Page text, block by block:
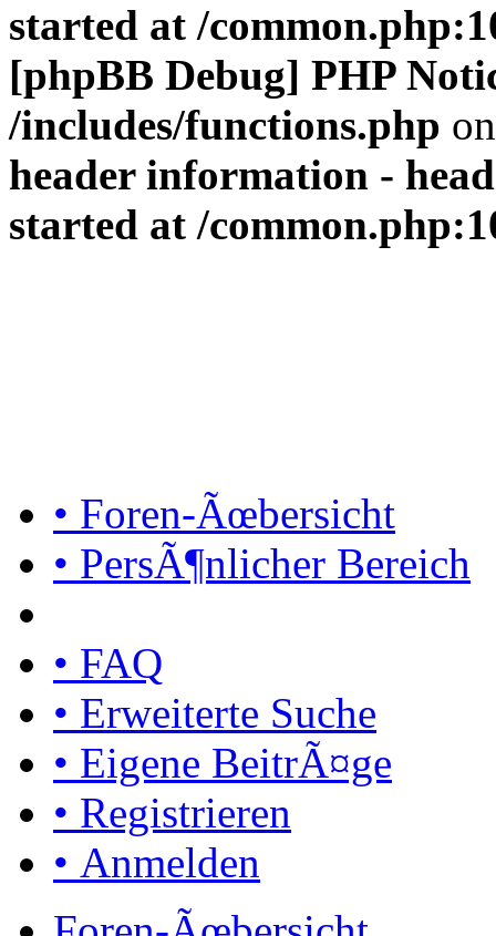
started at /
[phpBB Debug] PHP
/includes/functions.php
header information -
started at /
• Foren-Ãœbersicht
• PersÃ¶nlicher Bereich
• FAQ
• Erweiterte Suche
• Eigene BeitrÃ¤ge
• Registrieren
• Anmelden